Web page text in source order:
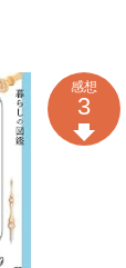
感想
3